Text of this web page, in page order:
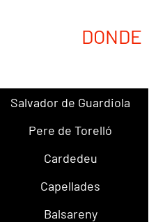
DONDE
Salvador de Guardiola
Pere de Torelló
Cardedeu
Capellades
Balsareny